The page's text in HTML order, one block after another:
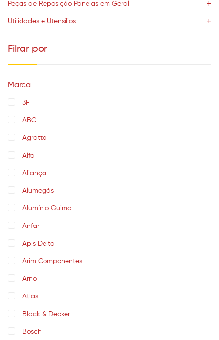
Peças de Reposição Panelas em Geral
Utilidades e Utensílios
Filrar por
Marca
3F
ABC
Agratto
Alfa
Aliança
Alumegás
Alumínio Guima
Anfar
Apis Delta
Arim Componentes
Arno
Atlas
Black & Decker
Bosch